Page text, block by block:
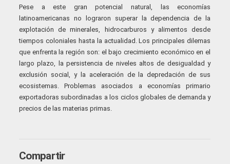
Pese a este gran potencial natural, las economías
latinoamericanas no lograron superar la dependencia de la
explotación de minerales, hidrocarburos y alimentos desde
tiempos coloniales hasta la actualidad. Los principales dilemas
que enfrenta la región son: el bajo crecimiento económico en el
largo plazo, la persistencia de niveles altos de desigualdad y
exclusión social, y la aceleración de la depredación de sus
ecosistemas. Problemas asociados a economías primario
exportadoras subordinadas a los ciclos globales de demanda y
precios de las materias primas.
Compartir